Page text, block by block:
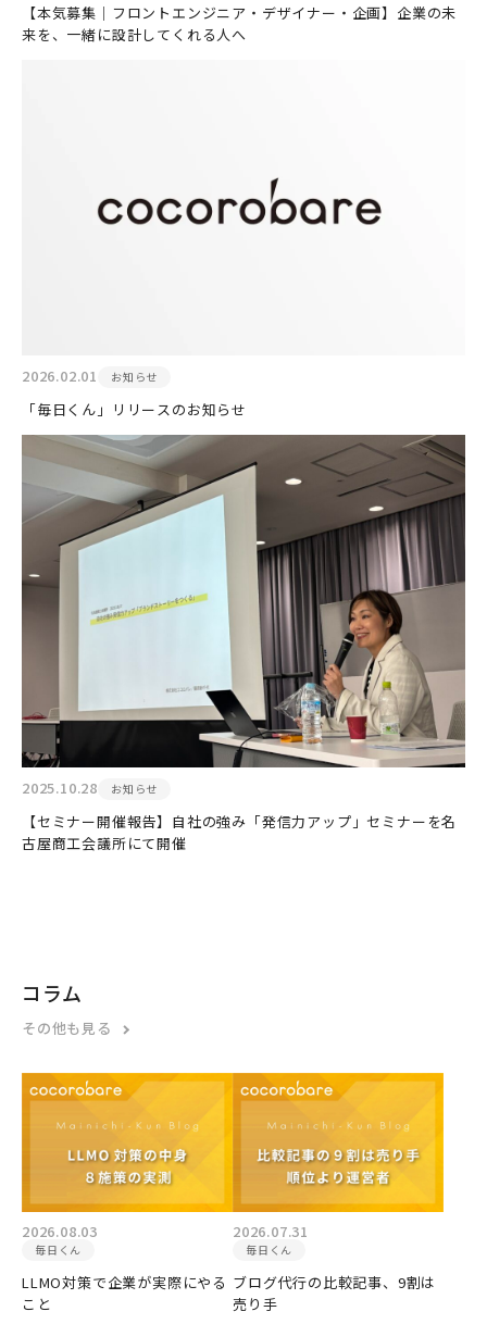
【本気募集｜フロントエンジニア・デザイナー・企画】企業の未
来を、一緒に設計してくれる人へ
2026.02.01 お知らせ
「毎日くん」リリースのお知らせ
2025.10.28 お知らせ
【セミナー開催報告】自社の強み「発信力アップ」セミナーを名
古屋商工会議所にて開催
コラム
その他も見る
2026.08.03
毎日くん
LLMO対策で企業が実際にやる
こと
2026.07.31
毎日くん
ブログ代行の比較記事、9割は
売り手